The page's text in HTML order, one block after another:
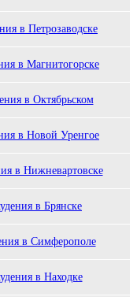
в Петрозаводске
в Магнитогорске
в Октябрьском
в Новой Уренгое
в Нижневартовске
в Брянске
в Симферополе
в Находке